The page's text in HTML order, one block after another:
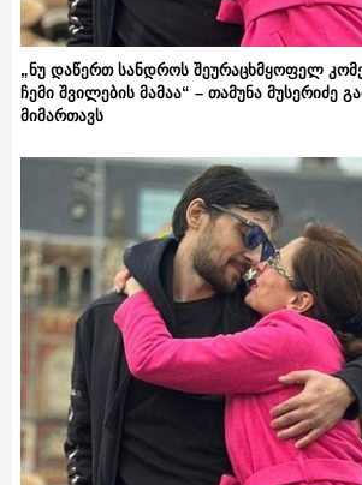
„ნუ დაწერთ სანდროს შეურაცხმყოფელ
ჩემი შვილების მამაა“ – თამუნა მუსერიძე
მიმართავს